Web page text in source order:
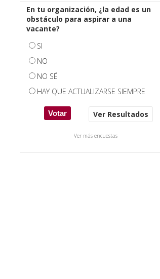
En tu organización, ¿la edad es un
obstáculo para aspirar a una
vacante?
SI
NO
NO SÉ
HAY QUE ACTUALIZARSE SIEMPRE
Ver Resultados
Ver más encuestas